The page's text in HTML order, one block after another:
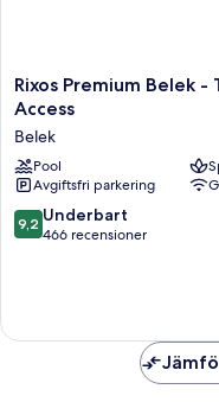
Rixos
Premium
-
The
Land
of
Legends
Rixos Premium Belek
Access
Belek
Pool
Avgiftsfri parkering
9.2
av
9,2 Underbart
466 recensioner